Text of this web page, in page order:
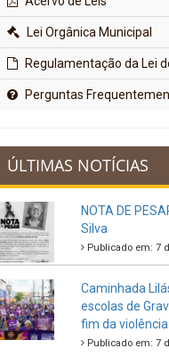
Lei Orgânica Municipal
Regulamentação da Lei
Perguntas
ÚLTIMAS NOTÍCIAS
NOTA DE
Silva
Publicado em: 7
Caminhada
escolas de
fim da
Publicado em: 7